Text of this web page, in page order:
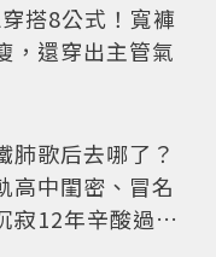
搭8公式！寬褲
，還穿出主管氣
肺歌后去哪了？
高中閨密、冒名
寂12年辛酸過往